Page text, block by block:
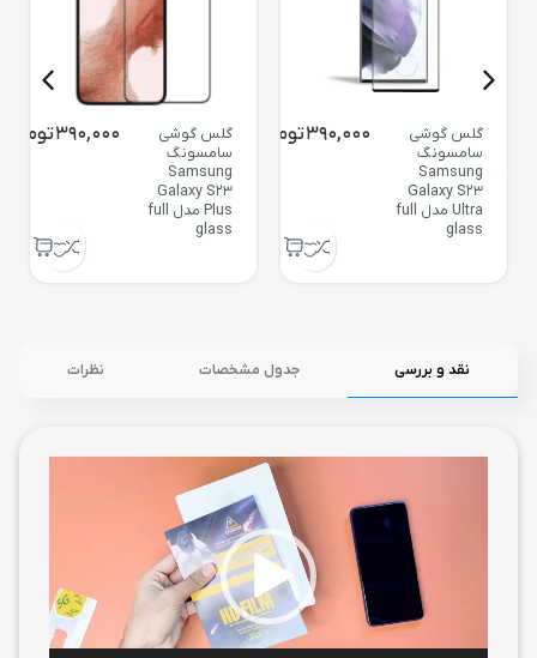
گلس گوشی
سامسونگ
Samsung
Galaxy S23
Ultra مدل full
glass
390,000تومان
گلس گوشی
سامسونگ
Samsung
Galaxy S23
Plus مدل full
glass
390,000تومان
نقد و بررسی جدول مشخصات نظرات